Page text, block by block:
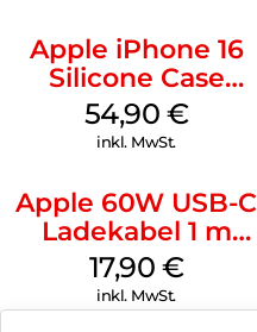
Apple iPhone 16
Silicone Case
MagSafe Lake
Green
54,90 €
inkl. MwSt.
Apple 60W USB-C
Ladekabel 1 m
Weiß
17,90 €
inkl. MwSt.